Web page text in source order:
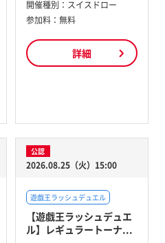
開催種別： スイスドロー
参加料： 無料
詳細
公認
2026.08.25（火）15:00
遊戯王ラッシュデュエル
【遊戯王ラッシュデュエ
ル】レギュラートーナ...